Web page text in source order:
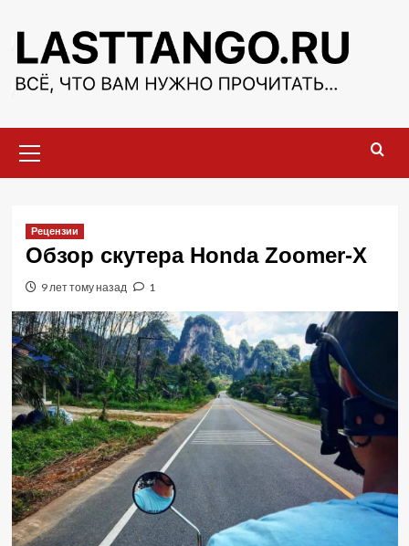
содержимому
меню
Рецензии
Обзор скутера Honda Zoomer-X
9 лет тому назад 1